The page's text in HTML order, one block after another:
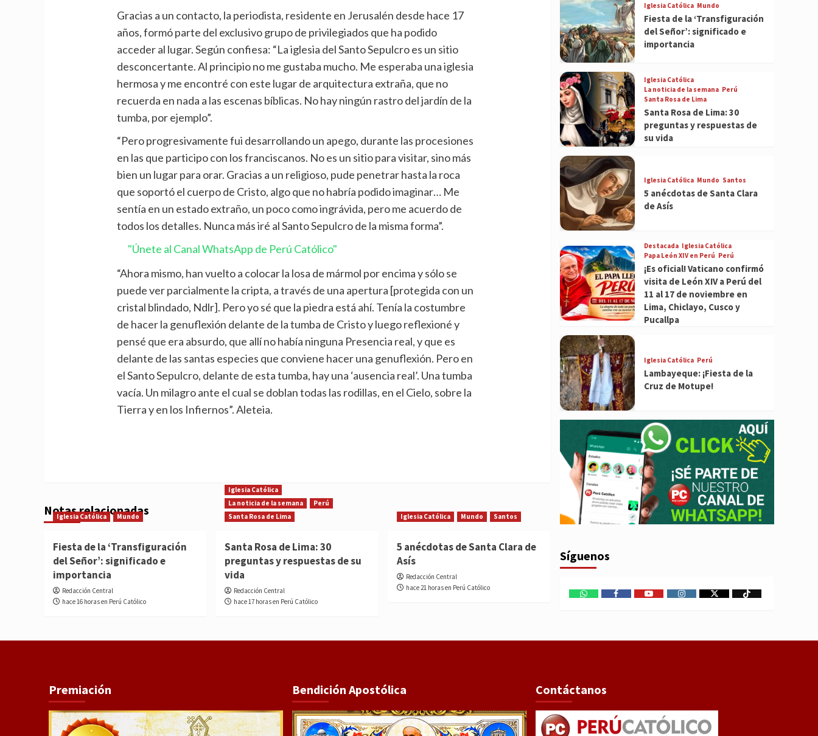
Gracias a un contacto, la periodista, residente en Jerusalén desde hace 17
años, formó parte del exclusivo grupo de privilegiados que ha podido
acceder al lugar. Según confiesa: “La iglesia del Santo Sepulcro es un sitio
desconcertante. Al principio no me gustaba mucho. Me esperaba una iglesia
hermosa y me encontré con este lugar de arquitectura extraña, que no
recuerda en nada a las escenas bíblicas. No hay ningún rastro del jardín de la
tumba, por ejemplo”.
“Pero progresivamente fui desarrollando un apego, durante las procesiones
en las que participo con los franciscanos. No es un sitio para visitar, sino más
bien un lugar para orar. Gracias a un religioso, pude penetrar hasta la roca
que soportó el cuerpo de Cristo, algo que no habría podido imaginar… Me
sentía en un estado extraño, un poco como ingrávida, pero me acuerdo de
todos los detalles. Nunca más iré al Santo Sepulcro de la misma forma”.
"Únete al Canal WhatsApp de Perú Católico"
“Ahora mismo, han vuelto a colocar la losa de mármol por encima y sólo se
puede ver parcialmente la cripta, a través de una apertura [protegida con un
cristal blindado, Ndlr]. Pero yo sé que la piedra está ahí. Tenía la costumbre
de hacer la genuflexión delante de la tumba de Cristo y luego reflexioné y
pensé que era absurdo, que allí no había ninguna Presencia real, y que es
delante de las santas especies que conviene hacer una genuflexión. Pero en
el Santo Sepulcro, delante de esta tumba, hay una ‘ausencia real’. Una tumba
vacía. Un milagro ante el cual se doblan todas las rodillas, en el Cielo, sobre la
Tierra y en los Infiernos”. Aleteia.
Notas relacionadas
Iglesia Católica Mundo
Fiesta de la ‘Transfiguración
del Señor’: significado e
importancia
Redacción Central
hace 16 horas en Perú Católico
Iglesia Católica
La noticia de la semana
Perú
Santa Rosa de Lima
Santa Rosa de Lima: 30
preguntas y respuestas de su
vida
Redacción Central
hace 17 horas en Perú Católico
Iglesia Católica Mundo Santos
5 anécdotas de Santa Clara de
Asís
Redacción Central
hace 21 horas en Perú Católico
Iglesia Católica Mundo
Fiesta de la ‘Transfiguración
del Señor’: significado e
importancia
Iglesia Católica
La noticia de la semana Perú
Santa Rosa de Lima
Santa Rosa de Lima: 30
preguntas y respuestas de
su vida
Iglesia Católica Mundo Santos
5 anécdotas de Santa Clara
de Asís
Destacada Iglesia Católica
Papa León XIV en Perú Perú
¡Es oficial! Vaticano confirmó
visita de León XIV a Perú del
11 al 17 de noviembre en
Lima, Chiclayo, Cusco y
Pucallpa
Iglesia Católica Perú
Lambayeque: ¡Fiesta de la
Cruz de Motupe!
Síguenos
WhatsAppFacebookYoutubeInstagram
X TikTok
Premiación Bendición Apostólica Contáctanos